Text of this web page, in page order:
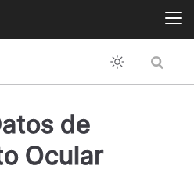
de
Ocular